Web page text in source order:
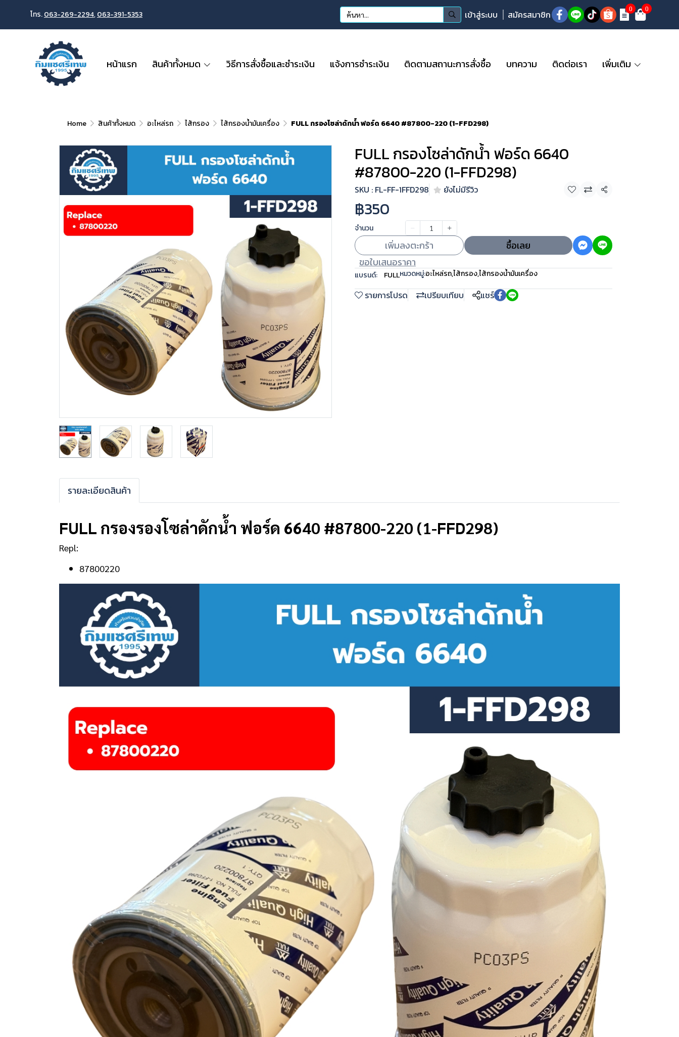
โทร.063-269-2294,063-391-5353 เข้าสู่ระบบ สมัครสมาชิก 0 0
หน้าแรก สินค้าทั้งหมด วิธีการสั่งซื้อและชำระเงิน แจ้งการชำระเงิน ติดตามสถานะการสั่งซื้อ บทความ ติดต่อเรา เพิ่มเติม
Home สินค้าทั้งหมด อะไหล่รถ ไส้กรอง ไส้กรองน้ำมันเครื่อง FULL กรองโซล่าดักน้ำ ฟอร์ด 6640 #87800-220 (1-FFD298)
FULL กรองโซล่าดักน้ำ ฟอร์ด 6640
#87800-220 (1-FFD298)
SKU : FL-FF-1FFD298 ยังไม่มีรีวิว แชร์
฿350
จำนวน
เพิ่มลงตะกร้า
ซื้อเลย
ขอใบเสนอราคา
แบรนด์: FULLหมวดหมู่:อะไหล่รถ,ไส้กรอง,ไส้กรองน้ำมันเครื่อง
รายการโปรด เปรียบเทียบ แชร์
รายละเอียดสินค้า
FULL กรองรองโซล่าดักน้ำ ฟอร์ด 6640 #87800-220 (1-FFD298)
Repl:
87800220